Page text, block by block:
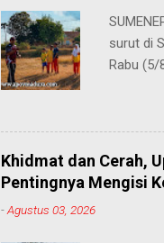
surut di
Rabu (5/
ini,
S.Pd.,
satu
atletik
Khidmat dan Cerah,
Pentingnya Mengisi
-Agustus 03, 2026